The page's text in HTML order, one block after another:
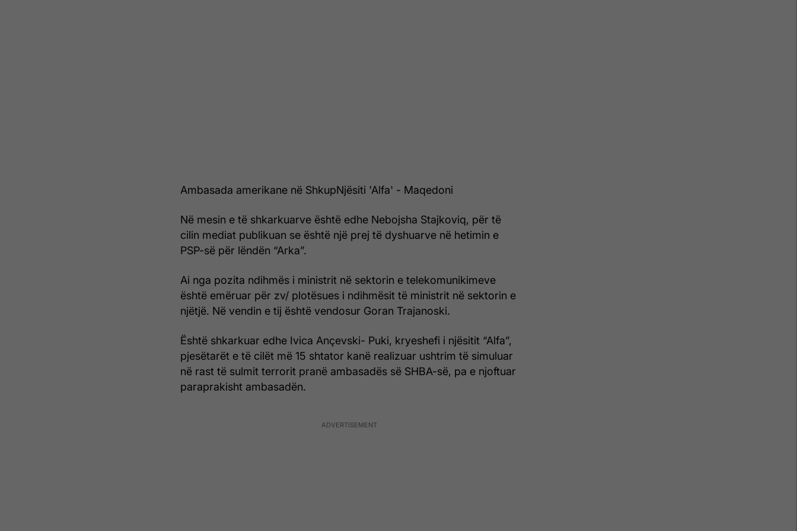
Ambasada amerikane në ShkupNjësiti 'Alfa' - Maqedoni
Në mesin e të shkarkuarve është edhe Nebojsha Stajkoviq, për të
cilin mediat publikuan se është një prej të dyshuarve në hetimin e
PSP-së për lëndën “Arka”.
Ai nga pozita ndihmës i ministrit në sektorin e telekomunikimeve
është emëruar për zv/ plotësues i ndihmësit të ministrit në sektorin e
njëtjë. Në vendin e tij është vendosur Goran Trajanoski.
Është shkarkuar edhe Ivica Ançevski- Puki, kryeshefi i njësitit “Alfa”,
pjesëtarët e të cilët më 15 shtator kanë realizuar ushtrim të simuluar
në rast të sulmit terrorit pranë ambasadës së SHBA-së, pa e njoftuar
paraprakisht ambasadën.